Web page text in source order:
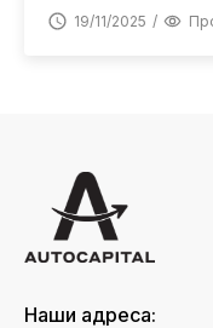
19/11/2025
Наши адреса: